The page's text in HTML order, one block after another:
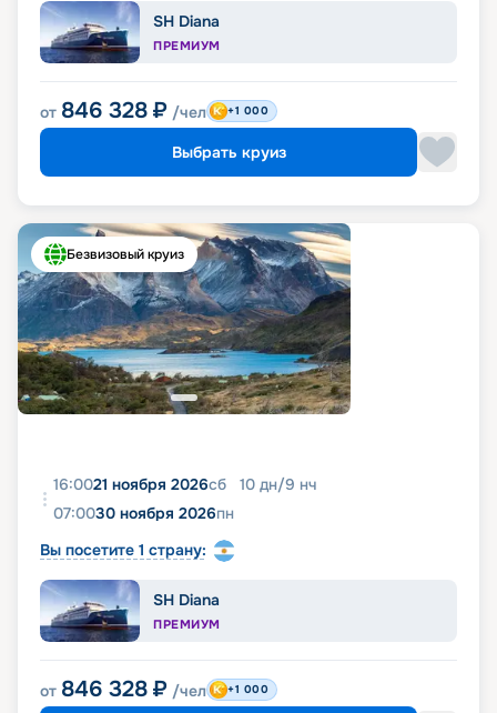
SH Diana
ПРЕМИУМ
от 846 328 ₽ /чел +1 000
Выбрать круиз
Безвизовый круиз
16:0021 ноября 2026сб 10 дн/9 нч
07:0030 ноября 2026пн
Вы посетите 1 страну:
SH Diana
ПРЕМИУМ
от 846 328 ₽ /чел +1 000